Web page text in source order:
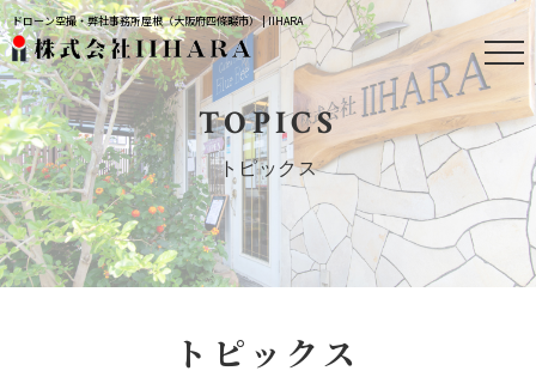
ドローン空撮・弊社事務所屋根（大阪府四條畷市） | IIHARA
TOPICS
トピックス
トピックス